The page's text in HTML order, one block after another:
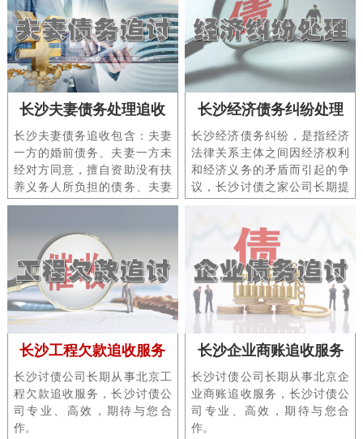
长沙夫妻债务处理追收
长沙夫妻债务追收包含：夫妻
一方的婚前债务、夫妻一方未
经对方同意，擅自资助没有扶
养义务人所负担的债务、夫妻
一方因个人不合理的开支，如
长沙经济债务纠纷处理
长沙经济债务纠纷，是指经济
法律关系主体之间因经济权利
和经济义务的矛盾而引起的争
议，长沙讨债之家公司长期提
长沙工程欠款追收服务
长沙讨债公司长期从事北京工
程欠款追收服务，长沙讨债公
司专业、高效，期待与您合
作。
长沙企业商账追收服务
长沙讨债公司长期从事北京企
业商账追收服务，长沙讨债公
司专业、高效，期待与您合
作。